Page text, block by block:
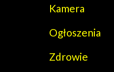
Kamera
Ogłoszenia
Zdrowie